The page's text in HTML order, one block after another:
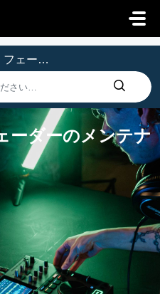
ナンスについて
ーダーのメンテナ